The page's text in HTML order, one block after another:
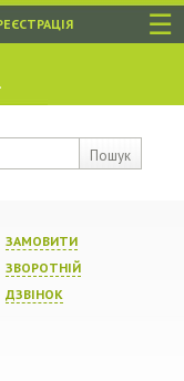
☰
Пошук
ЗАМОВИТИ
ЗВОРОТНIЙ
ДЗВIНОК